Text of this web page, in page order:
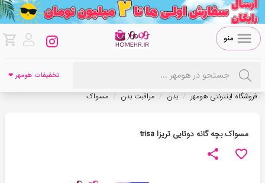
منو
تخفیفات هومهر ❤
فروشگاه اینترنتی هومهر / بدن / مراقبت بدن / مسواک
مسواک بچه گانه دوتایی تریزا trisa